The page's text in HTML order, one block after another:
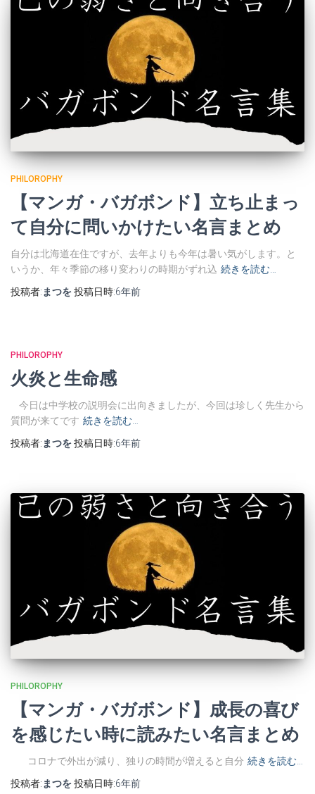
PHILOROPHY
【マンガ・バガボンド】立ち止まっ
て自分に問いかけたい名言まとめ
自分は北海道在住ですが、去年よりも今年は暑い気がします。と
いうか、年々季節の移り変わりの時期がずれ込 続きを読む…
投稿者:まつを投稿日時:6年前
PHILOROPHY
火炎と生命感
今日は中学校の説明会に出向きましたが、今回は珍しく先生から
質問が来てです 続きを読む…
投稿者:まつを投稿日時:6年前
PHILOROPHY
【マンガ・バガボンド】成長の喜び
を感じたい時に読みたい名言まとめ
コロナで外出が減り、独りの時間が増えると自分 続きを読む…
投稿者:まつを投稿日時:6年前